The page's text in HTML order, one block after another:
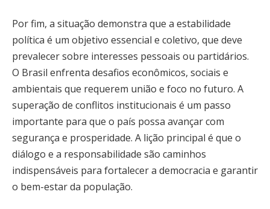
Por fim, a situação demonstra que a estabilidade
política é um objetivo essencial e coletivo, que deve
prevalecer sobre interesses pessoais ou partidários.
O Brasil enfrenta desafios econômicos, sociais e
ambientais que requerem união e foco no futuro. A
superação de conflitos institucionais é um passo
importante para que o país possa avançar com
segurança e prosperidade. A lição principal é que o
diálogo e a responsabilidade são caminhos
indispensáveis para fortalecer a democracia e garantir
o bem-estar da população.